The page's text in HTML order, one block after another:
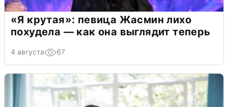
«Я крутая»: певица Жасмин лихо
похудела — как она выглядит теперь
4 августа 67